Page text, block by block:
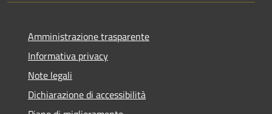
Amministrazione trasparente
Informativa privacy
Note legali
Dichiarazione di accessibilità